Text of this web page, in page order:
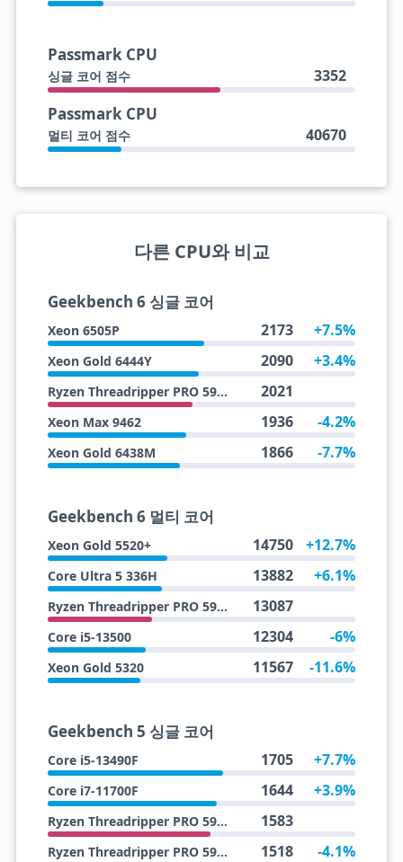
Passmark CPU
싱글 코어 점수 3352
Passmark CPU
멀티 코어 점수 40670
다른 CPU와 비교
Geekbench 6 싱글 코어
Xeon 6505P 2173 +7.5%
Xeon Gold 6444Y 2090 +3.4%
Ryzen Threadripper PRO 5945WX 2021
Xeon Max 9462 1936 -4.2%
Xeon Gold 6438M 1866 -7.7%
Geekbench 6 멀티 코어
Xeon Gold 5520+ 14750 +12.7%
Core Ultra 5 336H 13882 +6.1%
Ryzen Threadripper PRO 5945WX 13087
Core i5-13500 12304 -6%
Xeon Gold 5320 11567 -11.6%
Geekbench 5 싱글 코어
Core i5-13490F 1705 +7.7%
Core i7-11700F 1644 +3.9%
Ryzen Threadripper PRO 5945WX 1583
Ryzen Threadripper PRO 5995WX 1518 -4.1%